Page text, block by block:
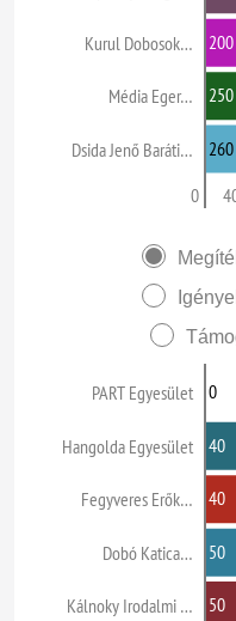
Kurul Dobosok…
Média Eger…
Dsida Jenő Baráti…
0
200
250
260
PART Egyesület
Hangolda Egyesület
Fegyveres Erők…
Dobó Katica…
Kálnoky Irodalmi …
0
40
40
50
50